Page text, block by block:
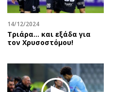
14/12/2024
Τριάρα… και εξάδα για
τον Χρυσοστόμου!